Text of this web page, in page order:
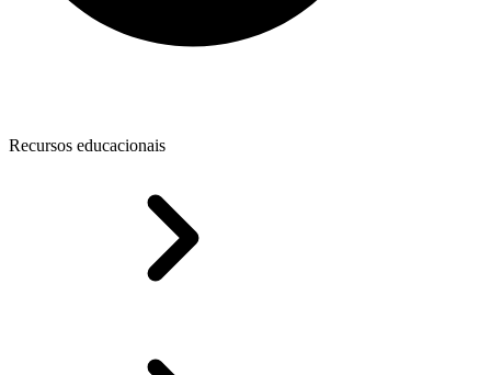
Recursos educacionais